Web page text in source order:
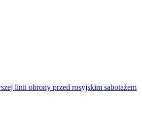
linii obrony przed rosyjskim sabotażem